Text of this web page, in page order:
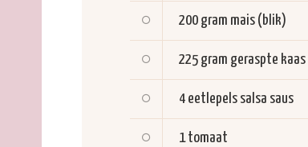
200 gram mais (blik)
225 gram geraspte kaas
4 eetlepels salsa saus
1 tomaat